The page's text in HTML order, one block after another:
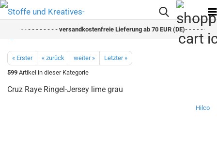
- -- - - - - - - - versandkostenfreie Lieferung ab 70 EUR (DE)- - - - - - - -
« Erster « zurück weiter »
Letzter »
599 Artikel in dieser Kategorie
Cruz Raye Ringel-Jersey lime grau
Hilco